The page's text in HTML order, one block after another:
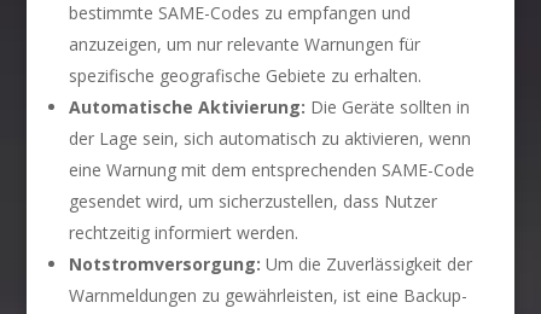
bestimmte SAME-Codes zu empfangen und
anzuzeigen, um nur relevante Warnungen für
spezifische geografische Gebiete zu erhalten.
Automatische Aktivierung: Die Geräte sollten in
der Lage sein, sich automatisch zu aktivieren, wenn
eine Warnung mit dem entsprechenden SAME-Code
gesendet wird, um sicherzustellen, dass Nutzer
rechtzeitig informiert werden.
Notstromversorgung: Um die Zuverlässigkeit der
Warnmeldungen zu gewährleisten, ist eine Backup-